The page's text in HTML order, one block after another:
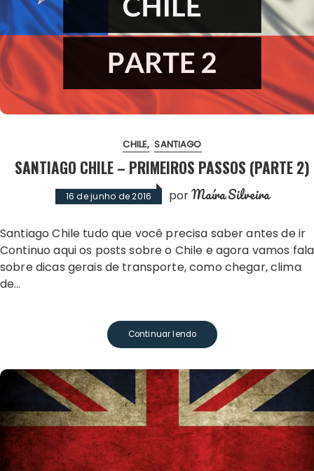
CHILE SANTIAGO
SANTIAGO CHILE – PRIMEIROS PASSOS (PARTE 2)
16 de junho de 2016 porMaíra Silveira
Santiago Chile tudo que você precisa saber antes de ir
Continuo aqui os posts sobre o Chile e agora vamos
sobre dicas gerais de transporte, como chegar, clima
de…
Continuar lendo